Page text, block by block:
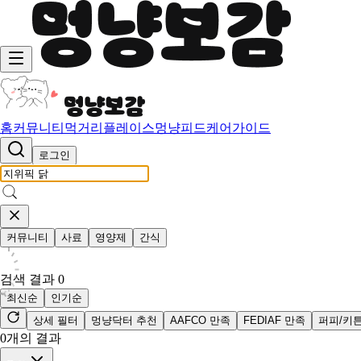
홈커뮤니티 먹거리 플레이스멍냥피드케어가이드
로그인
커뮤니티 사료 영양제 간식
검색 결과 0
최신순
인기순
상세 필터
멍냥닥터 추천 AAFCO 만족 FEDIAF 만족 퍼피/키
0개의 결과